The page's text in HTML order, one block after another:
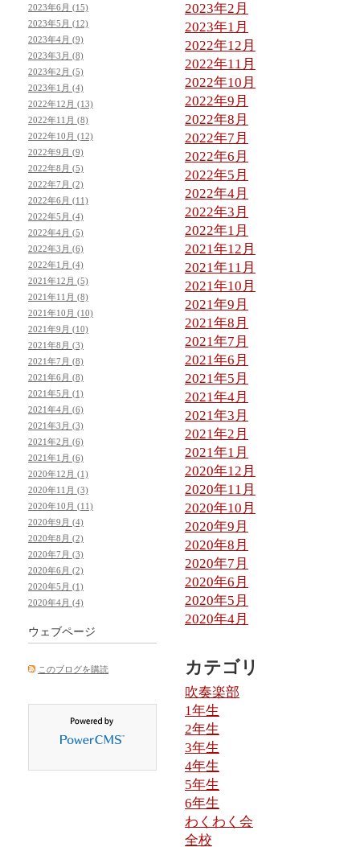
2023年2月
2023年1月
2022年12月
2022年11月
2022年10月
2022年9月
2022年8月
2022年7月
2022年6月
2022年5月
2022年4月
2022年3月
2022年1月
2021年12月
2021年11月
2021年10月
2021年9月
2021年8月
2021年7月
2021年6月
2021年5月
2021年4月
2021年3月
2021年2月
2021年1月
2020年12月
2020年11月
2020年10月
2020年9月
2020年8月
2020年7月
2020年6月
2020年5月
2020年4月
カテゴリ
吹奏楽部
1年生
2年生
3年生
4年生
5年生
6年生
わくわく会
全校
2023年6月 (15)
2023年5月 (12)
2023年4月 (9)
2023年3月 (8)
2023年2月 (5)
2023年1月 (4)
2022年12月 (13)
2022年11月 (8)
2022年10月 (12)
2022年9月 (9)
2022年8月 (5)
2022年7月 (2)
2022年6月 (11)
2022年5月 (4)
2022年4月 (5)
2022年3月 (6)
2022年1月 (4)
2021年12月 (5)
2021年11月 (8)
2021年10月 (10)
2021年9月 (10)
2021年8月 (3)
2021年7月 (8)
2021年6月 (8)
2021年5月 (1)
2021年4月 (6)
2021年3月 (3)
2021年2月 (6)
2021年1月 (6)
2020年12月 (1)
2020年11月 (3)
2020年10月 (11)
2020年9月 (4)
2020年8月 (2)
2020年7月 (3)
2020年6月 (2)
2020年5月 (1)
2020年4月 (4)
ウェブページ
このブログを購読